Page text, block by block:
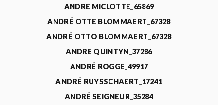
ANDRE MICLOTTE_65869
ANDRÉ OTTE BLOMMAERT_67328
ANDRÉ OTTO BLOMMAERT_67328
ANDRE QUINTYN_37286
ANDRÉ ROGGE_49917
ANDRÉ RUYSSCHAERT_17241
ANDRÉ SEIGNEUR_35284